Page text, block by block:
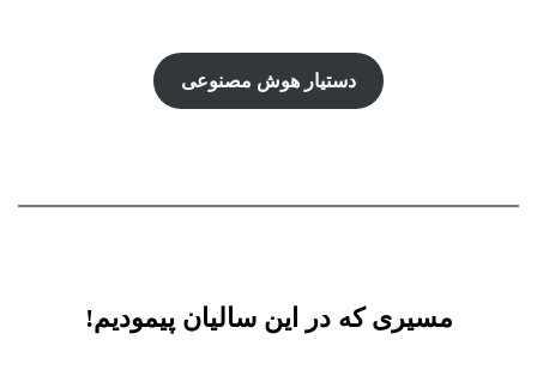
دستیار هوش‌ مصنوعی
مسیری که در این سالیان پیمودیم!